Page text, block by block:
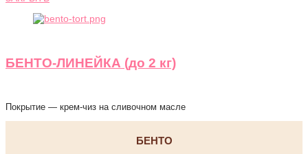
БЕНТО-ЛИНЕЙКА (до 2 кг)
Покрытие — крем-чиз на сливочном масле
БЕНТО